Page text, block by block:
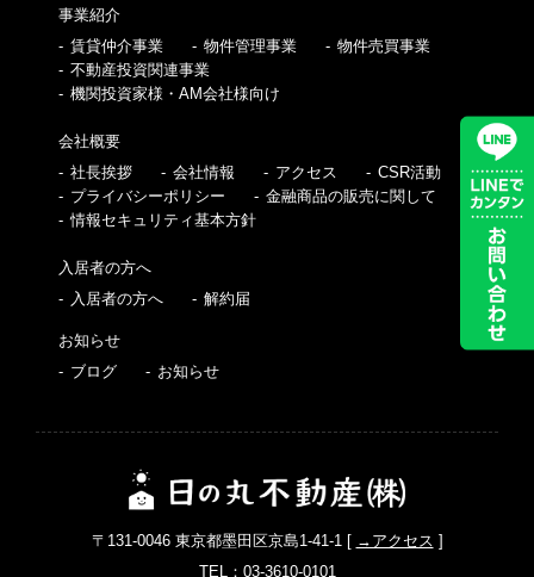
事業紹介
賃貸仲介事業
物件管理事業
物件売買事業
不動産投資関連事業
機関投資家様・AM会社様向け
会社概要
社長挨拶
会社情報 アクセス
CSR活動
プライバシーポリシー
金融商品の販売に関して
情報セキュリティ基本方針
入居者の方へ
入居者の方へ
解約届
お知らせ
ブログ
お知らせ
〒131-0046 東京都墨田区京島1-41-1 [ →アクセス ]
TEL： 03-3610-0101